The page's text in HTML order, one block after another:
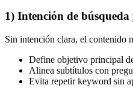
1) Intención de
Sin intención clara, el contenido
Define objetivo principal
Alinea subtítulos con
Evita repetir keyword sin